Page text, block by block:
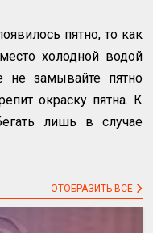
пятно, то как
холодной водой
не замывайте пятно
окраску пятна. К
лишь в случае
ОТОБРАЗИТЬ ВСЕ